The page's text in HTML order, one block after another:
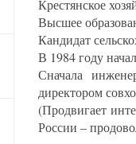
Крестянское
Высшее
Кандидат
В 1984 году
Сначала
директором
(Продвигает
России –